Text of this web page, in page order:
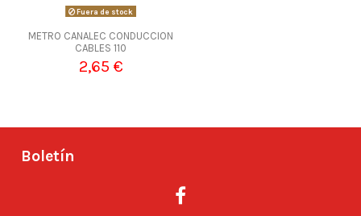
Fuera de stock
METRO CANALEC CONDUCCION
CABLES 110
2,65 €
Boletín